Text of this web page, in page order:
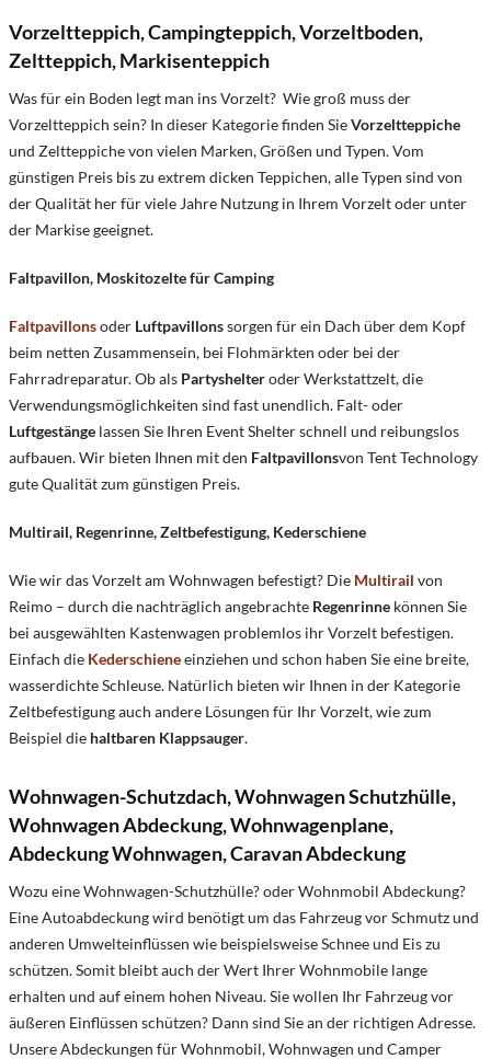
Vorzeltteppich, Campingteppich, Vorzeltboden,
Zeltteppich, Markisenteppich
Was für ein Boden legt man ins Vorzelt? Wie groß muss der
Vorzeltteppich sein? In dieser Kategorie finden SieVorzeltteppiche
und Zeltteppiche von vielen Marken, Größen und Typen. Vom
günstigen Preis bis zu extrem dicken Teppichen, alle Typen sind von
der Qualität her für viele Jahre Nutzung in Ihrem Vorzelt oder unter
der Markise geeignet.
Faltpavillon, Moskitozelte für Camping
Faltpavillonsoder Luftpavillonssorgen für ein Dach über dem Kopf
beim netten Zusammensein, bei Flohmärkten oder bei der
Fahrradreparatur. Ob als Partyshelteroder Werkstattzelt, die
Verwendungsmöglichkeiten sind fast unendlich. Falt- oder
Luftgestänge lassen Sie Ihren Event Shelter schnell und reibungslos
aufbauen. Wir bieten Ihnen mit den Faltpavillonsvon Tent Technology
gute Qualität zum günstigen Preis.
Multirail, Regenrinne, Zeltbefestigung, Kederschiene
Wie wir das Vorzelt am Wohnwagen befestigt? Die Multirail von
Reimo – durch die nachträglich angebrachte Regenrinne können Sie
bei ausgewählten Kastenwagen problemlos ihr Vorzelt befestigen.
Einfach die Kederschieneeinziehen und schon haben Sie eine breite,
wasserdichte Schleuse. Natürlich bieten wir Ihnen in der Kategorie
Zeltbefestigung auch andere Lösungen für Ihr Vorzelt, wie zum
Beispiel die haltbaren Klappsauger.
Wohnwagen-Schutzdach, Wohnwagen Schutzhülle,
Wohnwagen Abdeckung, Wohnwagenplane,
Abdeckung Wohnwagen, Caravan Abdeckung
Wozu eine Wohnwagen-Schutzhülle? oder Wohnmobil Abdeckung?
Eine Autoabdeckung wird benötigt um das Fahrzeug vor Schmutz und
anderen Umwelteinflüssen wie beispielsweise Schnee und Eis zu
schützen. Somit bleibt auch der Wert Ihrer Wohnmobile lange
erhalten und auf einem hohen Niveau. Sie wollen Ihr Fahrzeug vor
äußeren Einflüssen schützen? Dann sind Sie an der richtigen Adresse.
Unsere Abdeckungen für Wohnmobil, Wohnwagen und Camper